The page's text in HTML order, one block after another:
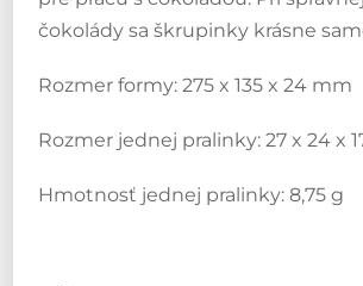
čokolády sa škrupinky krásne
Rozmer formy: 275 x 135 x 24 mm
Rozmer jednej pralinky: 27 x 24 x
Hmotnosť jednej pralinky: 8,75 g